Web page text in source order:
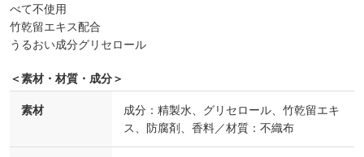
べて不使用
竹乾留エキス配合
うるおい成分グリセロール
＜素材・材質・成分＞
素材
成分：精製水、グリセロール、竹乾留エキ
ス、防腐剤、香料／材質：不織布